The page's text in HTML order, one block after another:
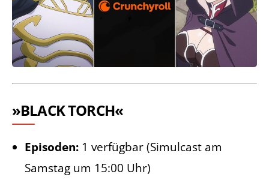
»BLACK TORCH«
Episoden: 1 verfügbar (Simulcast am
Samstag um 15:00 Uhr)